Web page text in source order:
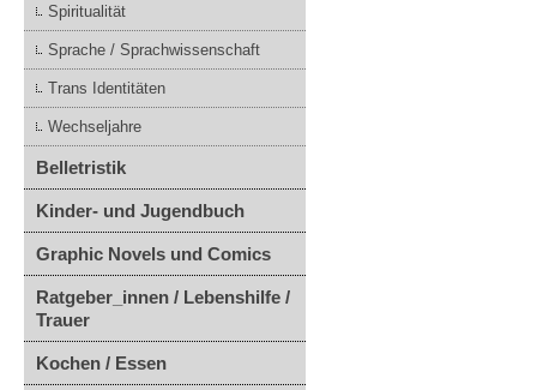
Spiritualität
Sprache / Sprachwissenschaft
Trans Identitäten
Wechseljahre
Belletristik
Kinder- und Jugendbuch
Graphic Novels und Comics
Ratgeber_innen / Lebenshilfe /
Trauer
Kochen / Essen